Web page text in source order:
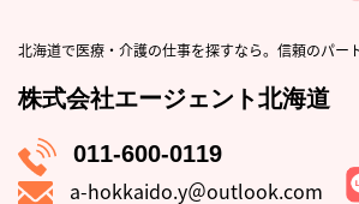
北海道で医療・介護の仕事を探すなら。信頼のパー
株式会社エージェント北海道
011-600-0119
a-hokkaido.y＠outlook.com